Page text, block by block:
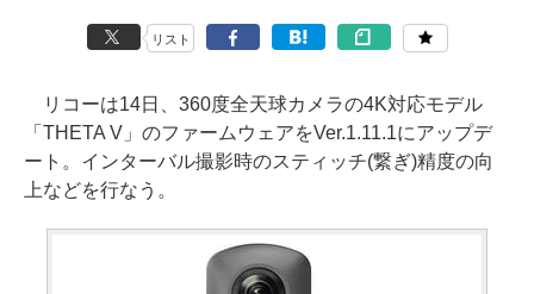
リスト
リコーは14日、360度全天球カメラの4K対応モデル
「THETA V」のファームウェアをVer.1.11.1にアップデ
ート。インターバル撮影時のスティッチ(繋ぎ)精度の向
上などを行なう。